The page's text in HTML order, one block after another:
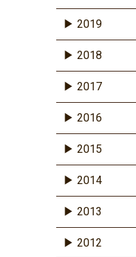
2019
2018
2017
2016
2015
2014
2013
2012